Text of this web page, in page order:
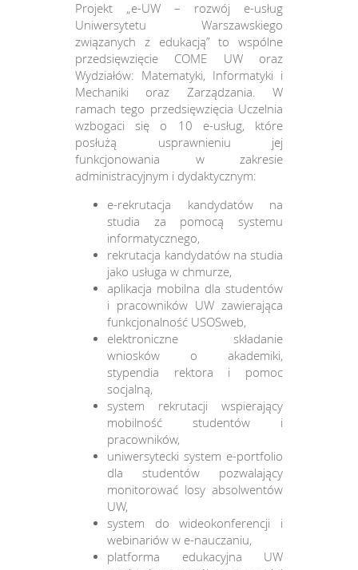
Projekt „e-UW – rozwój e-usług
Uniwersytetu Warszawskiego
związanych z edukacją” to wspólne
przedsięwzięcie COME UW oraz
Wydziałów: Matematyki, Informatyki i
Mechaniki oraz Zarządzania. W
ramach tego przedsięwzięcia Uczelnia
wzbogaci się o 10 e-usług, które
posłużą usprawnieniu jej
funkcjonowania w zakresie
administracyjnym i dydaktycznym:
e-rekrutacja kandydatów na
studia za pomocą systemu
informatycznego,
rekrutacja kandydatów na studia
jako usługa w chmurze,
aplikacja mobilna dla studentów
i pracowników UW zawierająca
funkcjonalność USOSweb,
elektroniczne składanie
wniosków o akademiki,
stypendia rektora i pomoc
socjalną,
system rekrutacji wspierający
mobilność studentów i
pracowników,
uniwersytecki system e-portfolio
dla studentów pozwalający
monitorować losy absolwentów
UW,
system do wideokonferencji i
webinariów w e-nauczaniu,
platforma edukacyjna UW